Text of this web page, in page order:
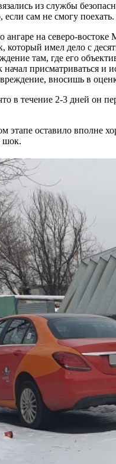
из службы
если сам не смогу
ангаре на северо-
который имел дело с
там, где его
начал присматриваться
вносишь в
в течение 2-3 дней он
этапе оставило вполне
шок.